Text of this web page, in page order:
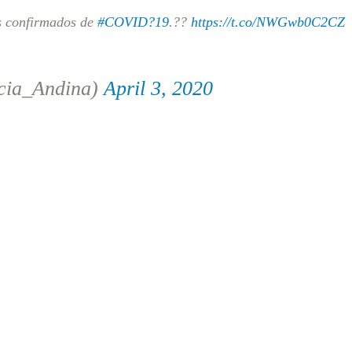
confirmados de #COVID?19.?? https://t.co/NWGwb0C2CZ
April 3, 2020